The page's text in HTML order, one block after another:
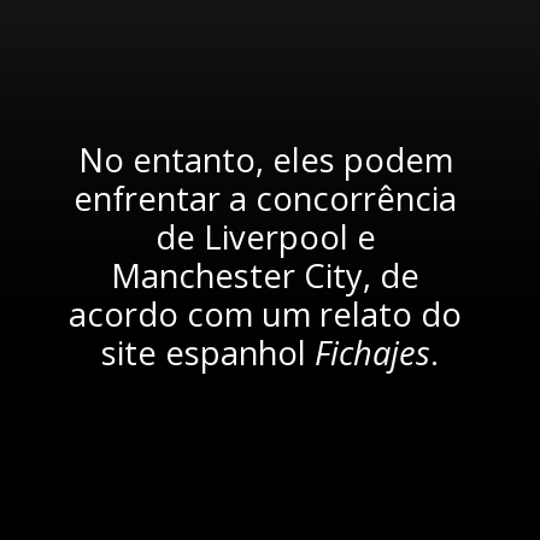
No entanto, eles podem
enfrentar a concorrência
de Liverpool e
Manchester City, de
acordo com um relato do
site espanhol Fichajes.